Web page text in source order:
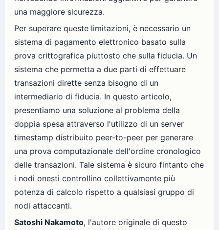
una maggiore sicurezza.
Per superare queste limitazioni, è necessario un
sistema di pagamento elettronico basato sulla
prova crittografica piuttosto che sulla fiducia. Un
sistema che permetta a due parti di effettuare
transazioni dirette senza bisogno di un
intermediario di fiducia. In questo articolo,
presentiamo una soluzione al problema della
doppia spesa attraverso l'utilizzo di un server
timestamp distribuito peer-to-peer per generare
una prova computazionale dell'ordine cronologico
delle transazioni. Tale sistema è sicuro fintanto che
i nodi onesti controllino collettivamente più
potenza di calcolo rispetto a qualsiasi gruppo di
nodi attaccanti.
Satoshi Nakamoto, l'autore originale di questo